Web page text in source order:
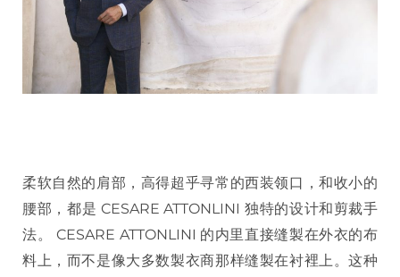
柔软自然的肩部，高得超乎寻常的西装领口，和收小的
腰部，都是 CESARE ATTONLINI 独特的设计和剪裁手
法。 CESARE ATTONLINI 的内里直接缝製在外衣的布
料上，而不是像大多数製衣商那样缝製在衬裡上。这种